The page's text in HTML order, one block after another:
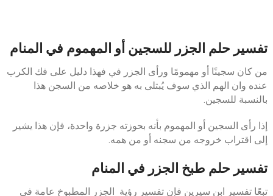
تفسير حلم الجزر للسجين أو المهموم في المنام
من كان سجينًا أو مهمومًا ورأى الجزر في فهذا دليل على فك الكرب
عنده وان الهم الذي سوف يُبتلى به هو خلاصه من السجن هذا
بالنسبة للسجين.
إذا رأى السجين أو المهموم بأنه بحوزته جزرة واحدة، فإن هذا يشير
إلى اقتراب خروجه من سجنه أو من همه.
تفسير حلم طبخ الجزر في المنام
تبعًا تفسير ابن سيرين فإن تفسير رؤية الجزر المطبوخ عامة في